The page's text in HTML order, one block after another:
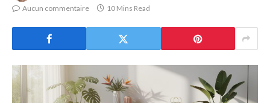
Aucun commentaire
10 Mins Read